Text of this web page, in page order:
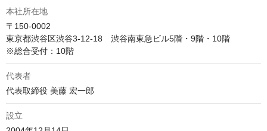
本社所在地
〒150-0002
東京都渋谷区渋谷3-12-18　渋谷南東急ビル5階・9階・10階
※総合受付：10階
代表者
代表取締役 美藤 宏一郎
設立